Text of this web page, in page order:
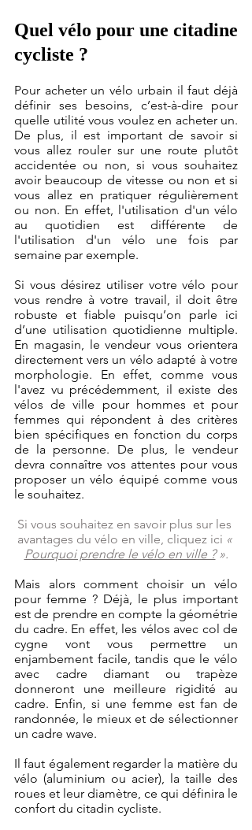
Quel vélo pour une citadine
cycliste ?
Pour acheter un vélo urbain il faut déjà
définir ses besoins, c’est-à-dire pour
quelle utilité vous voulez en acheter un.
De plus, il est important de savoir si
vous allez rouler sur une route plutôt
accidentée ou non, si vous souhaitez
avoir beaucoup de vitesse ou non et si
vous allez en pratiquer régulièrement
ou non. En effet, l'utilisation d'un vélo
au quotidien est différente de
l'utilisation d'un vélo une fois par
semaine par exemple.
Si vous désirez utiliser votre vélo pour
vous rendre à votre travail, il doit être
robuste et fiable puisqu’on parle ici
d’une utilisation quotidienne multiple.
En magasin, le vendeur vous orientera
directement vers un vélo adapté à votre
morphologie. En effet, comme vous
l'avez vu précédemment, il existe des
vélos de ville pour hommes et pour
femmes qui répondent à des critères
bien spécifiques en fonction du corps
de la personne. De plus, le vendeur
devra connaître vos attentes pour vous
proposer un vélo équipé comme vous
le souhaitez.
Si vous souhaitez en savoir plus sur les
avantages du vélo en ville, cliquez ici «
Pourquoi prendre le vélo en ville ? ».
Mais alors comment choisir un vélo
pour femme ? Déjà, le plus important
est de prendre en compte la géométrie
du cadre. En effet, les vélos avec col de
cygne vont vous permettre un
enjambement facile, tandis que le vélo
avec cadre diamant ou trapèze
donneront une meilleure rigidité au
cadre. Enfin, si une femme est fan de
randonnée, le mieux et de sélectionner
un cadre wave.
Il faut également regarder la matière du
vélo (aluminium ou acier), la taille des
roues et leur diamètre, ce qui définira le
confort du citadin cycliste.